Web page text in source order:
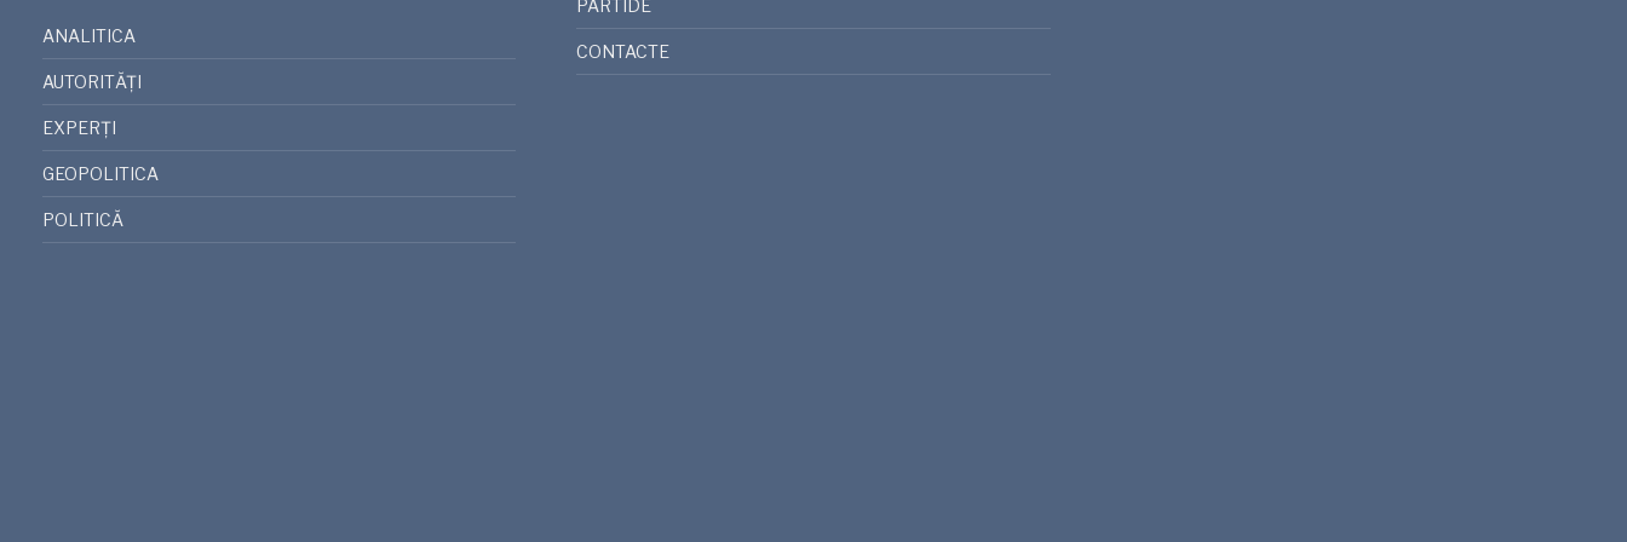
ANALITICA
AUTORITĂȚI
EXPERȚI
GEOPOLITICA
POLITICĂ
PARTIDE
CONTACTE